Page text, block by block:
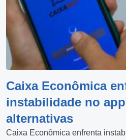
Caixa Econômica
instabilidade no
alternativas
Caixa Econômica enfrenta